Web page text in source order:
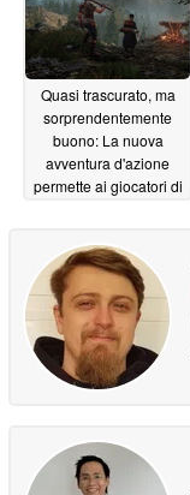
Quasi trascurato, ma
sorprendentemente
buono: La nuova
avventura d'azione
permette ai giocatori di